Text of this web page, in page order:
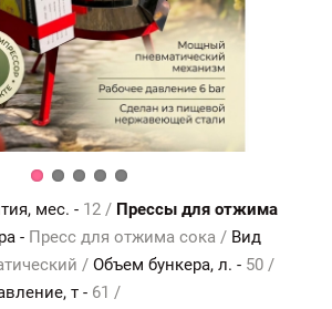
мес. - 12 / Прессы для отжима
- Пресс для отжима сока / Вид
/ Объем бункера, л. - 50 /
т - 61 /